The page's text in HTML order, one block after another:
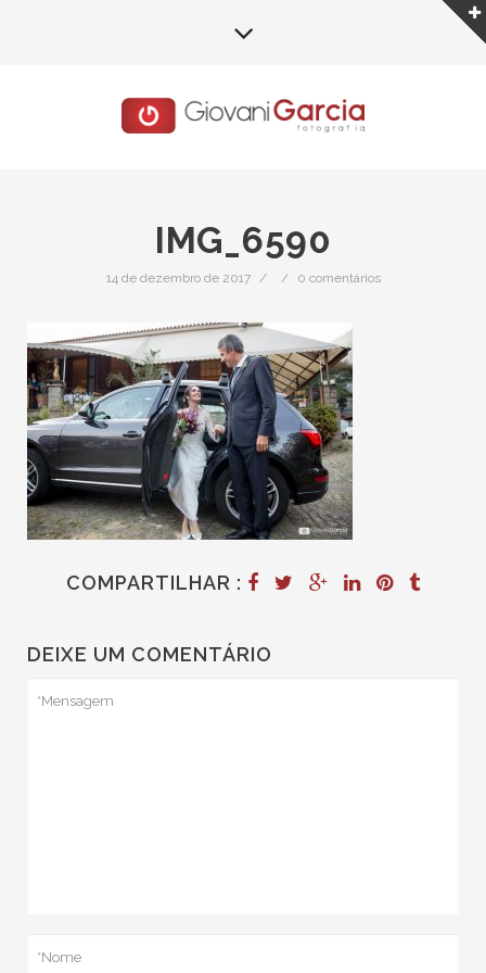
IMG_6590
14 de dezembro de 2017 / / 0 comentários
COMPARTILHAR :
DEIXE UM COMENTÁRIO